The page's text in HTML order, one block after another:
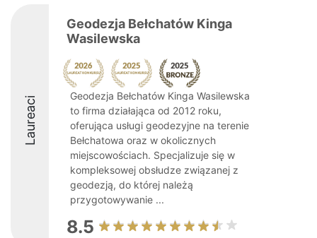
Laureaci
Geodezja Bełchatów Kinga
Wasilewska
Geodezja Bełchatów Kinga Wasilewska
to firma działająca od 2012 roku,
oferująca usługi geodezyjne na terenie
Bełchatowa oraz w okolicznych
miejscowościach. Specjalizuje się w
kompleksowej obsłudze związanej z
geodezją, do której należą
przygotowywanie ...
8.5